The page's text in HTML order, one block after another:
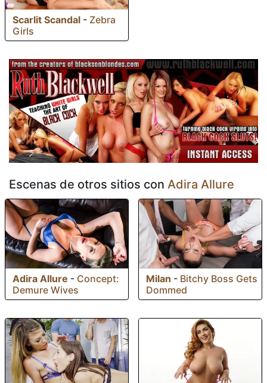
Scarlit Scandal - Zebra
Girls
Escenas de otros sitios con Adira Allure
Adira Allure - Concept:
Demure Wives
Milan - Bitchy Boss Gets
Dommed